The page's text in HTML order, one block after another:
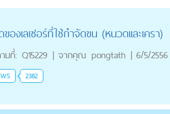
องเลเซอร์ที่ใช้กำจัดขน (หนวดเเละเครา)
มที่: Q15229 | จากคุณ pongtath | 6/5/
2382